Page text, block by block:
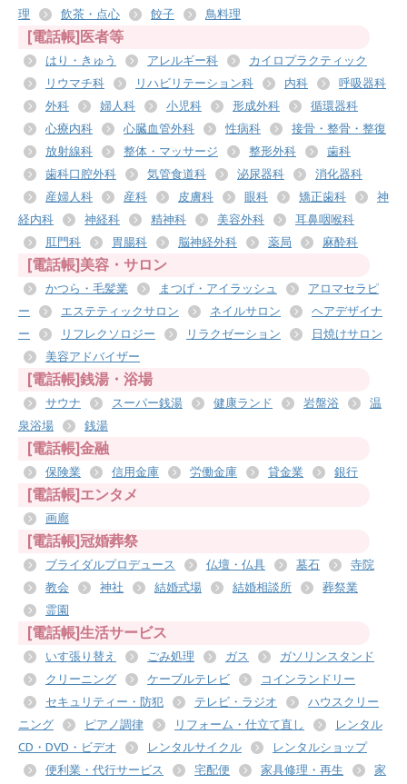
理
飲茶・点心 餃子 鳥料理
[電話帳]医者等
はり・きゅう アレルギー科
カイロプラクティック
リウマチ科
リハビリテーション科 内科
呼吸器科
外科
婦人科 小児科 形成外科
循環器科
心療内科
心臓血管外科 性病科
接骨・整骨・整復
放射線科
整体・マッサージ 整形外科
歯科
歯科口腔外科
気管食道科 泌尿器科
消化器科
産婦人科
産科 皮膚科 眼科 矯正歯科
神
経内科
神経科 精神科 美容外科
耳鼻咽喉科
肛門科
胃腸科 脳神経外科 薬局 麻酔科
[電話帳]美容・サロン
かつら・毛髪業 まつげ・アイラッシュ
アロマセラピ
ー
エステティックサロン ネイルサロン
ヘアデザイナ
ー
リフレクソロジー リラクゼーション
日焼けサロン
美容アドバイザー
[電話帳]銭湯・浴場
サウナ スーパー銭湯 健康ランド 岩盤浴
温
泉浴場
銭湯
[電話帳]金融
保険業 信用金庫 労働金庫 貸金業 銀行
[電話帳]エンタメ
画廊
[電話帳]冠婚葬祭
ブライダルプロデュース 仏壇・仏具 墓石
寺院
教会
神社 結婚式場 結婚相談所
葬祭業
霊園
[電話帳]生活サービス
いす張り替え ごみ処理 ガス
ガソリンスタンド
クリーニング
ケーブルテレビ
コインランドリー
セキュリティー・防犯
テレビ・ラジオ
ハウスクリー
ニング
ピアノ調律 リフォーム・仕立て直し
レンタル
CD・DVD・ビデオ
レンタルサイクル
レンタルショップ
便利業・代行サービス
宅配便 家具修理・再生
家